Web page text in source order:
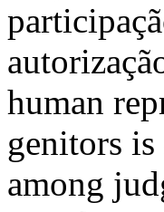
human
genitors
among